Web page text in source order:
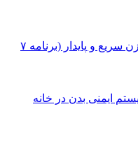
رژیم غذایی سالم برای کاهش وزن سریع و پایدار (برنامه ۷